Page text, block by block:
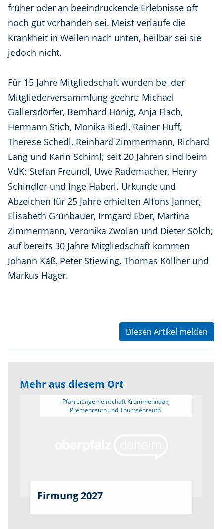
früher oder an beeindruckende Erlebnisse oft
noch gut vorhanden sei. Meist verlaufe die
Krankheit in Wellen nach unten, heilbar sei sie
jedoch nicht.
Für 15 Jahre Mitgliedschaft wurden bei der
Mitgliederversammlung geehrt: Michael
Gallersdörfer, Bernhard Hönig, Anja Flach,
Hermann Stich, Monika Riedl, Rainer Huff,
Therese Schedl, Reinhard Zimmermann, Richard
Lang und Karin Schiml; seit 20 Jahren sind beim
VdK: Stefan Freundl, Uwe Rademacher, Henry
Schindler und Inge Haberl. Urkunde und
Abzeichen für 25 Jahre erhielten Alfons Janner,
Elisabeth Grünbauer, Irmgard Eber, Martina
Zimmermann, Veronika Zwolan und Dieter Sölch;
auf bereits 30 Jahre Mitgliedschaft kommen
Johann Käß, Peter Stiewing, Thomas Köllner und
Markus Hager.
Diesen Artikel melden
Mehr aus diesem Ort
Firmung 2027